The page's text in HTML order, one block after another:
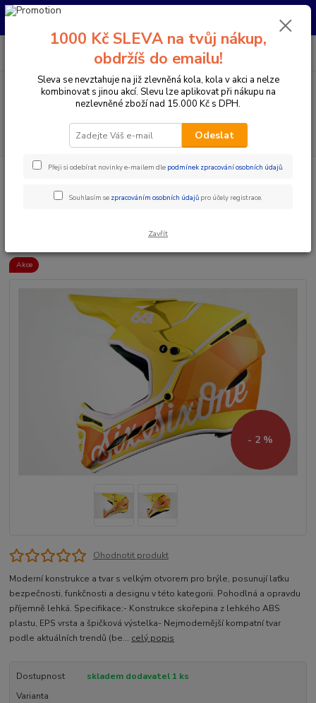
Pro nachystání kola / doplňků na prodejně si prosím zavolejte dopředu.
Menu
CZK
PO-PÁ 10:00-17:00 | SO: 9:00-12:00
Doplňky a helmy Cyklistické helmy Integrální helmy
Akce
- 2 %
Ohodnotit produkt
Moderní konstrukce a tvar s velkým otvorem pro brýle, posunují laťku
bezpečnosti, funkčnosti a designu v této kategorii. Pohodlná a opravdu
příjemně lehká. Specifikace:- Konstrukce skořepina z lehkého ABS
plastu, EPS vrsta a špičková výstelka- Nejmodernější kompatní tvar
podle aktuálních trendů (be... celý popis
Dostupnost
skladem dodavatel 1 ks
Varianta
1000 Kč SLEVA na tvůj nákup,
obdržíš do emailu!
Sleva se nevztahuje na již zlevněná kola, kola v akci a nelze
kombinovat s jinou akcí. Slevu lze aplikovat při nákupu na
nezlevněné zboží nad 15.000 Kč s DPH.
Odeslat
Přeji si odebírat novinky e-mailem dle podmínek zpracování osobních údajů.
Souhlasím se zpracováním osobních údajů pro účely registrace.
Zavřít